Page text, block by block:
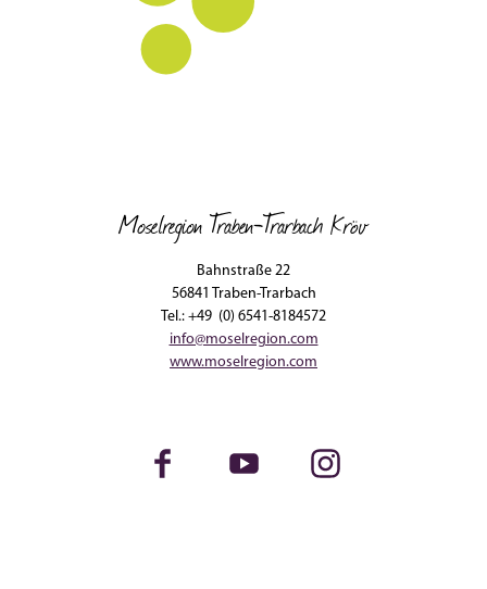
Moselregion Traben-Trarbach Kröv
Bahnstraße 22
56841 Traben-Trarbach
Tel.: +49 (0) 6541-8184572
info@moselregion.com
www.moselregion.com
Facebook Youtube Instagram